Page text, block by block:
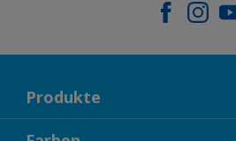
Produkte
FASSADENFARBEN